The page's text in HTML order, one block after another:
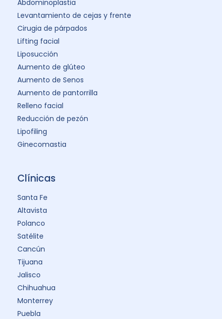
Abdominoplastia
Levantamiento de cejas y frente
Cirugia de párpados
Lifting facial
Liposucción
Aumento de glúteo
Aumento de Senos
Aumento de pantorrilla
Relleno facial
Reducción de pezón
Lipofiling
Ginecomastia
Clínicas
Santa Fe
Altavista
Polanco
Satélite
Cancún
Tijuana
Jalisco
Chihuahua
Monterrey
Puebla